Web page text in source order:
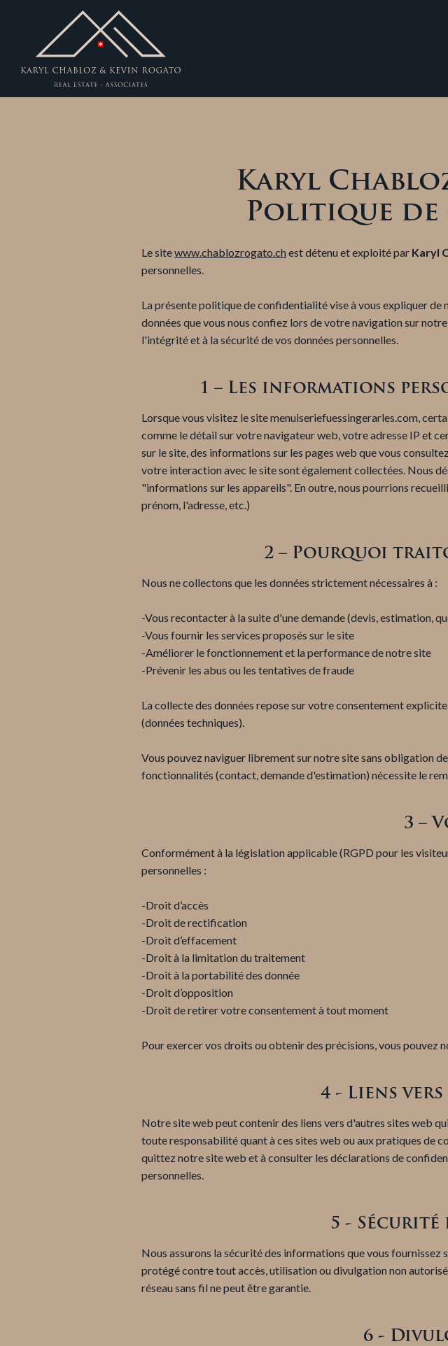
Karyl
Politique
Le sitewww.chablozrogato.chest détenu et exploité par Karyl
personnelles.
La présente politique de confidentialité vise à vous expliquer
données que vous nous confiez lors de votre navigation sur
l'intégrité et à la sécurité de vos données personnelles.
1 – Les informations
Lorsque vous visitez le site menuiseriefuessingerarles.com,
comme le détail sur votre navigateur web, votre adresse IP et
sur le site, des informations sur les pages web que vous
votre interaction avec le site sont également collectées. Nous
"informations sur les appareils". En outre, nous pourrions
prénom, l'adresse, etc.)
2 – Pourquoi
Nous ne collectons que les données strictement nécessaires à :
-Vous recontacter à la suite d'une demande (devis, estimation,
-Vous fournir les services proposés sur le site
-Améliorer le fonctionnement et la performance de notre site
-Prévenir les abus ou les tentatives de fraude
La collecte des données repose sur votre consentement
(données techniques).
Vous pouvez naviguer librement sur notre site sans obligation
fonctionnalités (contact, demande d'estimation) nécessite le
3 –
Conformément à la législation applicable (RGPD pour les
personnelles :
-Droit d’accès
-Droit de rectification
-Droit d’effacement
-Droit à la limitation du traitement
-Droit à la portabilité des donnée
-Droit d’opposition
-Droit de retirer votre consentement à tout moment
Pour exercer vos droits ou obtenir des précisions, vous pouvez
4 - Liens
Notre site web peut contenir des liens vers d'autres sites web
toute responsabilité quant à ces sites web ou aux pratiques de
quittez notre site web et à consulter les déclarations de
personnelles.
5 -
Nous assurons la sécurité des informations que vous
protégé contre tout accès, utilisation ou divulgation non
réseau sans fil ne peut être garantie.
6 -